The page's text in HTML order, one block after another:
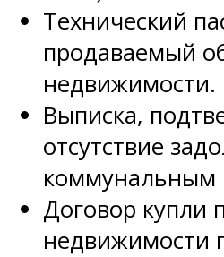
Технический
продаваемый
недвижимости.
Выписка,
отсутствие
коммунальным
Договор купли
недвижимости